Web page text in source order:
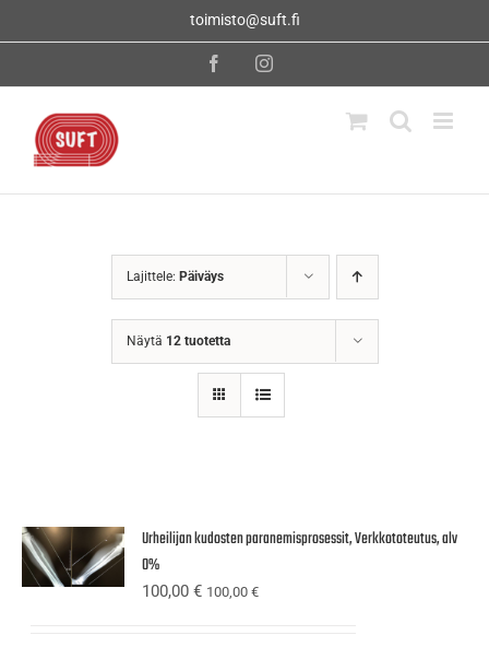
toimisto@suft.fi
FacebookInstagram
Lajittele: Päiväys
Näytä 12 tuotetta
Urheilijan kudosten paranemisprosessit, Verkkototeutus, alv
0%
100,00€ 100,00€